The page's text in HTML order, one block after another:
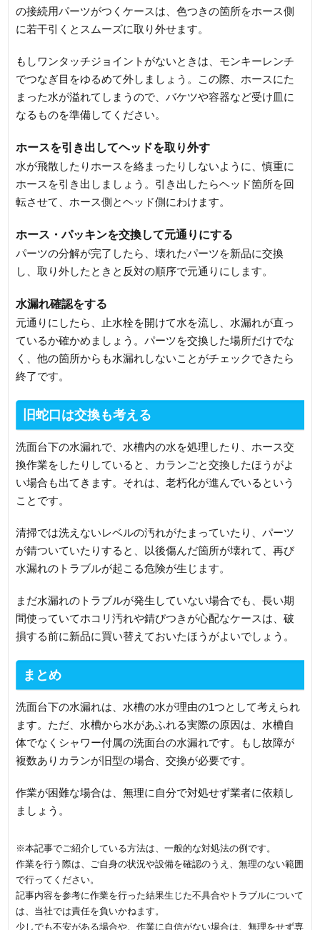
の接続用パーツがつくケースは、色つきの箇所をホース側
に若干引くとスムーズに取り外せます。
もしワンタッチジョイントがないときは、モンキーレンチ
でつなぎ目をゆるめて外しましょう。この際、ホースにた
まった水が溢れてしまうので、バケツや容器など受け皿に
なるものを準備してください。
ホースを引き出してヘッドを取り外す
水が飛散したりホースを絡まったりしないように、慎重に
ホースを引き出しましょう。引き出したらヘッド箇所を回
転させて、ホース側とヘッド側にわけます。
ホース・パッキンを交換して元通りにする
パーツの分解が完了したら、壊れたパーツを新品に交換
し、取り外したときと反対の順序で元通りにします。
水漏れ確認をする
元通りにしたら、止水栓を開けて水を流し、水漏れが直っ
ているか確かめましょう。パーツを交換した場所だけでな
く、他の箇所からも水漏れしないことがチェックできたら
終了です。
旧蛇口は交換も考える
洗面台下の水漏れで、水槽内の水を処理したり、ホース交
換作業をしたりしていると、カランごと交換したほうがよ
い場合も出てきます。それは、老朽化が進んでいるという
ことです。
清掃では洗えないレベルの汚れがたまっていたり、パーツ
が錆ついていたりすると、以後傷んだ箇所が壊れて、再び
水漏れのトラブルが起こる危険が生じます。
まだ水漏れのトラブルが発生していない場合でも、長い期
間使っていてホコリ汚れや錆びつきが心配なケースは、破
損する前に新品に買い替えておいたほうがよいでしょう。
まとめ
洗面台下の水漏れは、水槽の水が理由の1つとして考えられ
ます。ただ、水槽から水があふれる実際の原因は、水槽自
体でなくシャワー付属の洗面台の水漏れです。もし故障が
複数ありカランが旧型の場合、交換が必要です。
作業が困難な場合は、無理に自分で対処せず業者に依頼し
ましょう。
※本記事でご紹介している方法は、一般的な対処法の例です。
作業を行う際は、ご自身の状況や設備を確認のうえ、無理のない範囲
で行ってください。
記事内容を参考に作業を行った結果生じた不具合やトラブルについて
は、当社では責任を負いかねます。
少しでも不安がある場合や、作業に自信がない場合は、無理をせず専